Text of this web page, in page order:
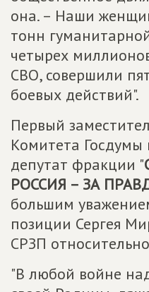
она. – Наши
тонн
четырех
СВО, совершили
боевых действий".
Первый
Комитета
депутат фракции "
РОССИЯ – ЗА
большим
позиции Сергея
СРЗП
"В любой войне